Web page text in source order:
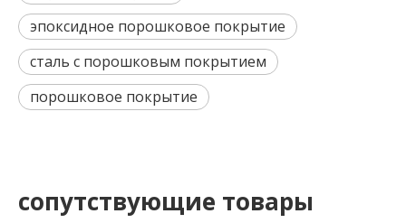
эпоксидное порошковое покрытие
сталь с порошковым покрытием
порошковое покрытие
сопутствующие товары